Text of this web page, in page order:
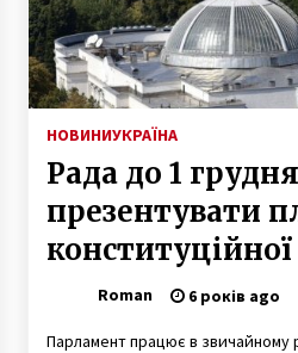
НОВИНИУКРАЇНА
Рада до 1
презентувати
Roman 6 років ago
Парламент працює в звичайному